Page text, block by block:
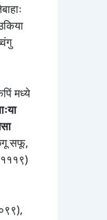
मध्ये
सफू,